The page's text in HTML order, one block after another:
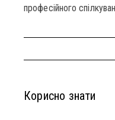
професійного
Корисно знати